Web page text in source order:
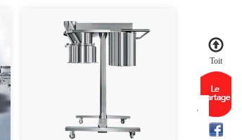
Toit